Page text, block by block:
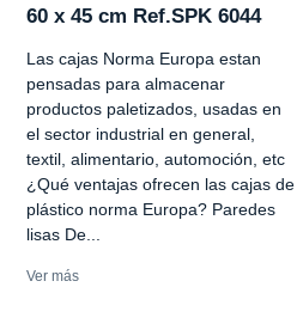
60 x 45 cm Ref.SPK 6044
Las cajas Norma Europa estan
pensadas para almacenar
productos paletizados, usadas en
el sector industrial en general,
textil, alimentario, automoción, etc
¿Qué ventajas ofrecen las cajas de
plástico norma Europa? Paredes
lisas De...
Ver más